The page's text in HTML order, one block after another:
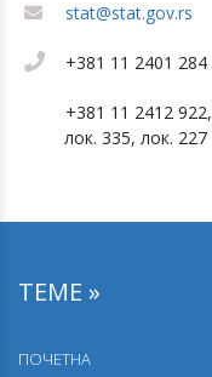
stat@stat.gov.rs
+381 11 2401 284
+381 11 2412 922,
лок. 335, лок. 227
ТЕМЕ »
ПОЧЕТНА